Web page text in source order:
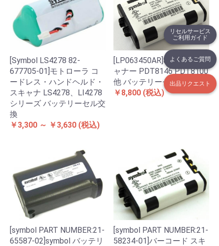
リセルサービス
ご利用ガイド
よくあるご質問
出品リクエスト
[Symbol LS4278 82-
677705-01]モトローラ コ
ードレス・ハンドヘルド・
スキャナ LS4278、LI4278
シリーズ バッテリーセル交
換
￥3,300 ～ ￥3,630 (税込)
[LP063450AR]Symbol スキ
ャナー PDT8146 PDT8100
他 バッテリーセル交換
￥8,800 (税込)
[symbol PART NUMBER:21-
65587-02]symbol バッテリ
[symbol PART NUMBER:21-
58234-01]バーコード スキ